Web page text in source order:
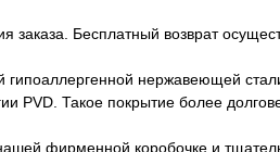
Бесплатный возврат
нержавеющей
PVD. Такое покрытие более
фирменной коробочке и